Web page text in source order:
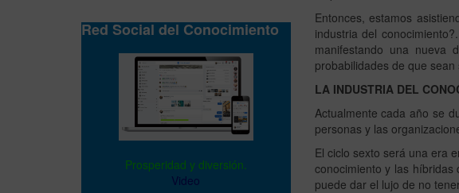
Entonces, estamos
industria del
manifestando una
probabilidades de que sean
LA INDUSTRIA DEL
Actualmente cada año se
personas y las
El ciclo sexto será una era
conocimiento y las
puede dar el lujo de no
Red Social del Conocimiento
Prosperidad y diversión.
Video